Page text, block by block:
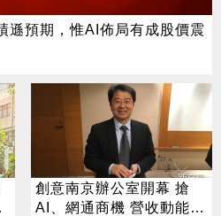
遜預期，惟AI佈局有成股價震
創意南京辦公室開幕 搶
AI、網通商機 營收動能看